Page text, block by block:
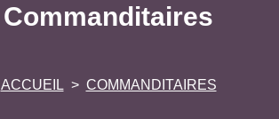
Commanditaires
ACCUEIL COMMANDITAIRES